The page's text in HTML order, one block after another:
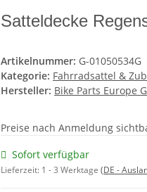
Satteldecke
Artikelnummer: G-01050534G
Kategorie: Fahrradsattel &
Hersteller: Bike Parts Europe
Preise nach Anmeldung
Sofort verfügbar
Lieferzeit: 1 - 3 Werktage (DE -